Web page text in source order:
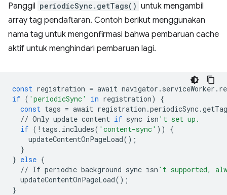
Panggil periodicSync.getTags() untuk mengambil
array tag pendaftaran. Contoh berikut menggunakan
nama tag untuk mengonfirmasi bahwa pembaruan cache
aktif untuk menghindari pembaruan lagi.
const registration = await navigator . serviceWorker .
if ( 'periodicSync' in registration)
{
const tags = await registration .periodicSync.
// Only update content if sync isn 't set up.
if ( ! tags . includes( 'content-sync' ))
{
updateContentOnPageLoad();
}
} else {
// If periodic background sync isn 't supported,
updateContentOnPageLoad();
}